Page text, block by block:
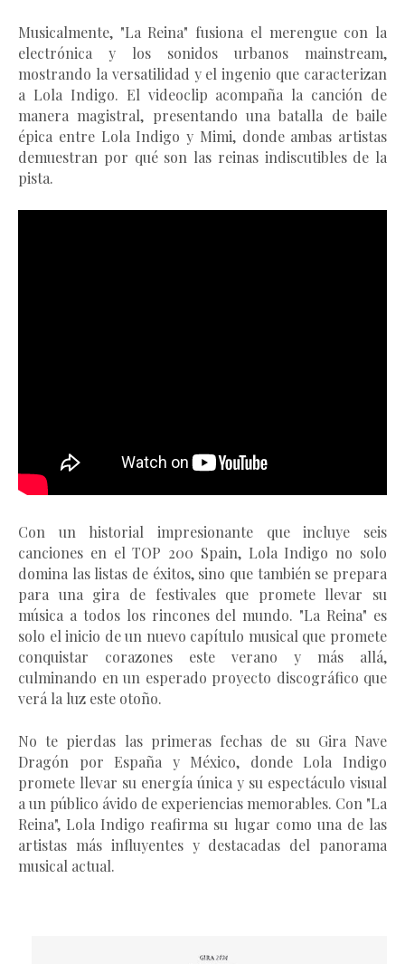
Musicalmente, "La Reina" fusiona el merengue con la
electrónica y los sonidos urbanos mainstream,
mostrando la versatilidad y el ingenio que caracterizan
a Lola Indigo. El videoclip acompaña la canción de
manera magistral, presentando una batalla de baile
épica entre Lola Indigo y Mimi, donde ambas artistas
demuestran por qué son las reinas indiscutibles de la
pista.
Con un historial impresionante que incluye seis
canciones en el TOP 200 Spain, Lola Indigo no solo
domina las listas de éxitos, sino que también se prepara
para una gira de festivales que promete llevar su
música a todos los rincones del mundo. "La Reina" es
solo el inicio de un nuevo capítulo musical que promete
conquistar corazones este verano y más allá,
culminando en un esperado proyecto discográfico que
verá la luz este otoño.
No te pierdas las primeras fechas de su Gira Nave
Dragón por España y México, donde Lola Indigo
promete llevar su energía única y su espectáculo visual
a un público ávido de experiencias memorables. Con "La
Reina", Lola Indigo reafirma su lugar como una de las
artistas más influyentes y destacadas del panorama
musical actual.